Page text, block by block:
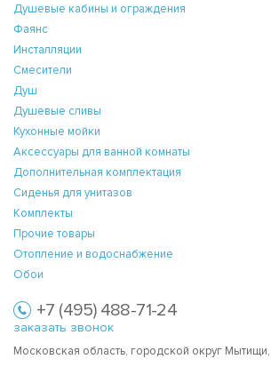
Душевые кабины и ограждения
Фаянс
Инсталляции
Смесители
Душ
Душевые сливы
Кухонные мойки
Аксессуары для ванной комнаты
Дополнительная комплектация
Сиденья для унитазов
Комплекты
Прочие товары
Отопление и водоснабжение
Обои
+7 (495) 488-71-24
заказать звонок
Московская область, городской округ